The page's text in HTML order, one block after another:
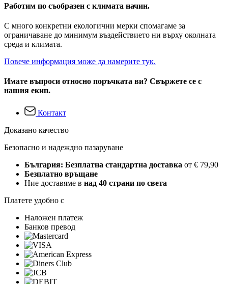
Работим по съобразен с климата начин.
С много конкретни екологични мерки спомагаме за
ограничаване до минимум въздействието ни върху околната
среда и климата.
Повече информация може да намерите тук.
Имате въпроси относно поръчката ви? Свържете се с
нашия екип.
Контакт
Доказано качество
Безопасно и надеждно пазаруване
България: Безплатна стандартна доставка от € 79,90
Безплатно връщане
Ние доставяме в над 40 страни по света
Платете удобно с
Наложен платеж
Банков превод